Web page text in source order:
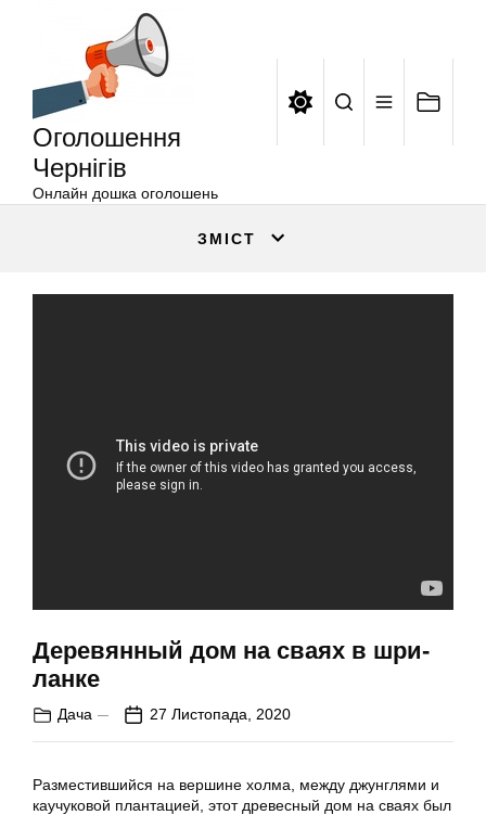
Оголошення
Чернігів
Онлайн дошка оголошень
ЗМІСТ
Деревянный дом на сваях в шри-
ланке
Дача 27 Листопада, 2020
Разместившийся на вершине холма, между джунглями и
каучуковой плантацией, этот древесный дом на сваях был